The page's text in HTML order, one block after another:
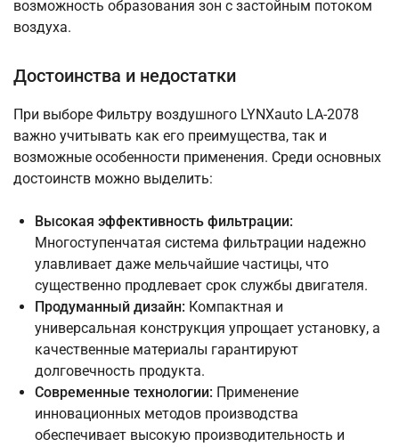
возможность образования зон с застойным потоком
воздуха.
Достоинства и недостатки
При выборе Фильтру воздушного LYNXauto LA-2078
важно учитывать как его преимущества, так и
возможные особенности применения. Среди основных
достоинств можно выделить:
Высокая эффективность фильтрации:
Многоступенчатая система фильтрации надежно
улавливает даже мельчайшие частицы, что
существенно продлевает срок службы двигателя.
Продуманный дизайн: Компактная и
универсальная конструкция упрощает установку, а
качественные материалы гарантируют
долговечность продукта.
Современные технологии: Применение
инновационных методов производства
обеспечивает высокую производительность и